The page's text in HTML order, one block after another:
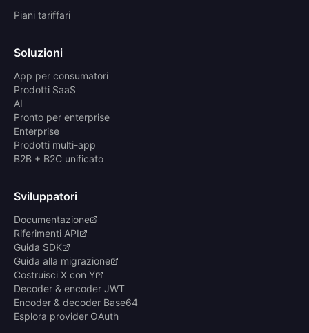
Piani tariffari
Soluzioni
App per consumatori
Prodotti SaaS
AI
Pronto per enterprise
Enterprise
Prodotti multi-app
B2B + B2C unificato
Sviluppatori
Documentazione
Riferimenti API
Guida SDK
Guida alla migrazione
Costruisci X con Y
Decoder & encoder JWT
Encoder & decoder Base64
Esplora provider OAuth